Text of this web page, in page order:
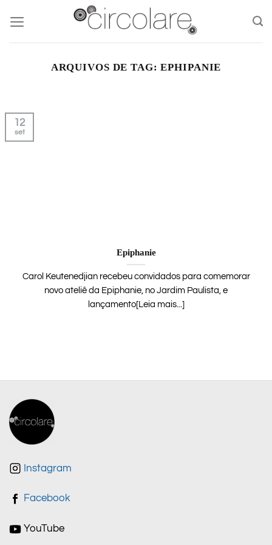
content
ARQUIVOS DE TAG:EPHIPANIE
Epiphanie
Carol Keutenedjian recebeu convidados para comemorar
novo ateliê da Epiphanie, no Jardim Paulista, e
lançamento[Leia mais...]
12
set
Instagram
Facebook
YouTube